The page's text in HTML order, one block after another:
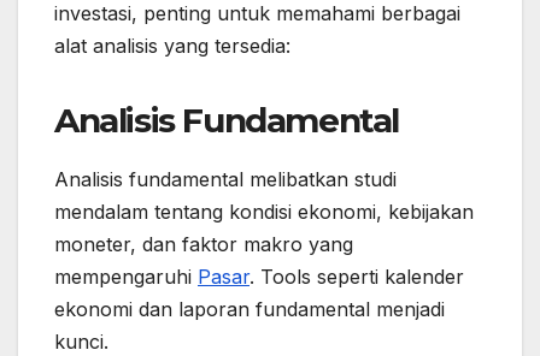
investasi, penting untuk memahami berbagai
alat analisis yang tersedia:
Analisis Fundamental
Analisis fundamental melibatkan studi
mendalam tentang kondisi ekonomi, kebijakan
moneter, dan faktor makro yang
mempengaruhi Pasar. Tools seperti kalender
ekonomi dan laporan fundamental menjadi
kunci.